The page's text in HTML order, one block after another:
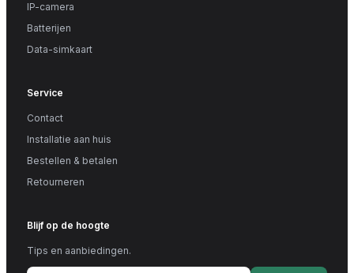
IP-camera
Batterijen
Data-simkaart
Service
Contact
Installatie aan huis
Bestellen & betalen
Retourneren
Blijf op de hoogte
Tips en aanbiedingen.